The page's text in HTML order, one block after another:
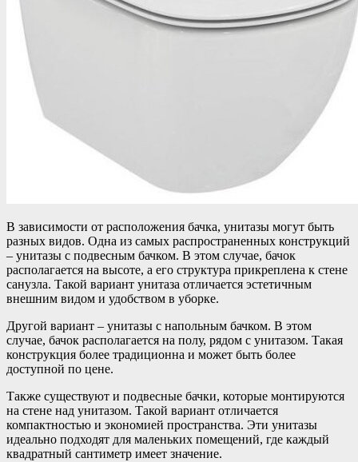
В зависимости от расположения бачка, унитазы могут быть
разных видов. Одна из самых распространенных конструкций
– унитазы с подвесным бачком. В этом случае, бачок
располагается на высоте, а его структура прикреплена к стене
санузла. Такой вариант унитаза отличается эстетичным
внешним видом и удобством в уборке.
Другой вариант – унитазы с напольным бачком. В этом
случае, бачок располагается на полу, рядом с унитазом. Такая
конструкция более традиционна и может быть более
доступной по цене.
Также существуют и подвесные бачки, которые монтируются
на стене над унитазом. Такой вариант отличается
компактностью и экономией пространства. Эти унитазы
идеально подходят для маленьких помещений, где каждый
квадратный сантиметр имеет значение.